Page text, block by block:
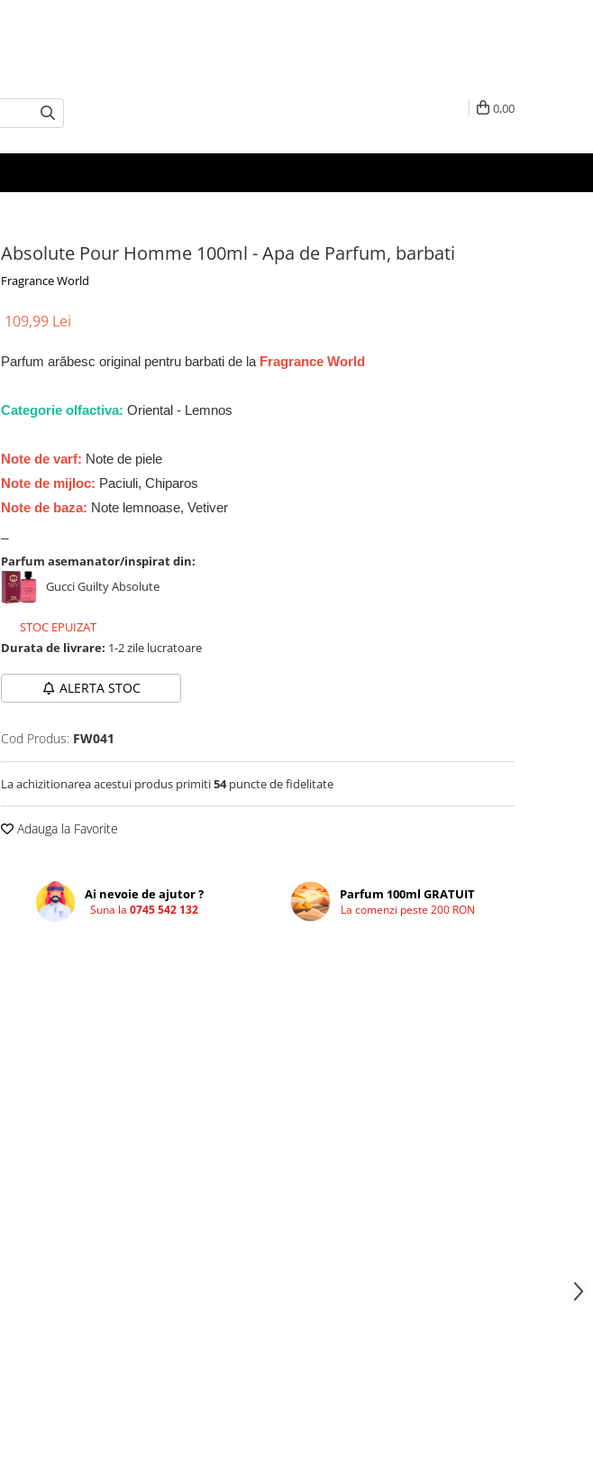
0,00
Absolute Pour Homme 100ml - Apa de Parfum, barbati
Fragrance World
109,99 Lei
Parfum arăbesc original pentru barbati de la Fragrance World
Categorie olfactiva: Oriental - Lemnos
Note de varf: Note de piele
Note de mijloc: Paciuli, Chiparos
Note de baza: Note lemnoase, Vetiver
Parfum asemanator/inspirat din:
Gucci Guilty Absolute
STOC EPUIZAT
Durata de livrare: 1-2 zile lucratoare
ALERTA STOC
Cod Produs: FW041
La achizitionarea acestui produs primiti54puncte de fidelitate
Adauga la Favorite
Ai nevoie de ajutor ?
Suna la 0745 542 132
Parfum 100ml GRATUIT
La comenzi peste 200 RON